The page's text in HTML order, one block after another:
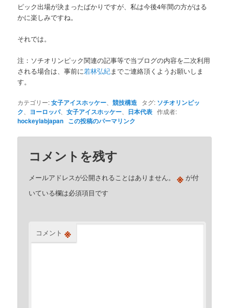
ピック出場が決まったばかりですが、私は今後4年間の方がはる
かに楽しみですね。
それでは。
注：ソチオリンピック関連の記事等で当ブログの内容を二次利用
される場合は、事前に若林弘紀までご連絡頂くようお願いしま
す。
カテゴリー:女子アイスホッケー 、競技構造 タグ: ソチオリンピッ
ク
ヨーロッパ、女子アイスホッケー 日本代表 作成者:
hockeylabjapan この投稿のパーマリンク
コメントを残す
メールアドレスが公開されることはありません。 ※ が付
いている欄は必須項目です
コメント ※